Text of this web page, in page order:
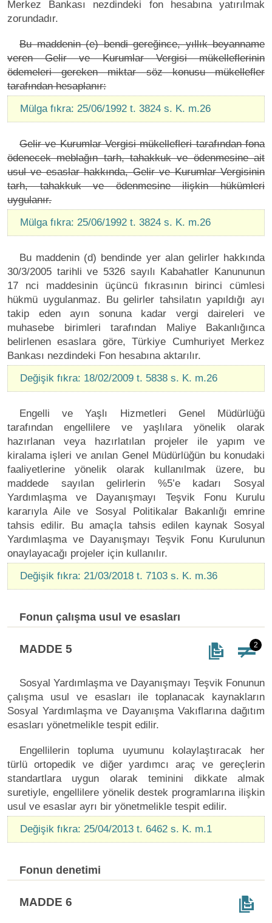
Merkez Bankası nezdindeki fon hesabına yatırılmak
zorundadır.
Bu maddenin (e) bendi gereğince, yıllık beyanname
veren Gelir ve Kurumlar Vergisi mükelleflerinin
ödemeleri gereken miktar söz konusu mükellefler
tarafından hesaplanır:
Mülga fıkra: 25/06/1992 t. 3824 s. K. m.26
Gelir ve Kurumlar Vergisi mükellefleri tarafından fona
ödenecek meblağın tarh, tahakkuk ve ödenmesine ait
usul ve esaslar hakkında, Gelir ve Kurumlar Vergisinin
tarh, tahakkuk ve ödenmesine ilişkin hükümleri
uygulanır.
Mülga fıkra: 25/06/1992 t. 3824 s. K. m.26
Bu maddenin (d) bendinde yer alan gelirler hakkında
30/3/2005 tarihli ve 5326 sayılı Kabahatler Kanununun
17 nci maddesinin üçüncü fıkrasının birinci cümlesi
hükmü uygulanmaz. Bu gelirler tahsilatın yapıldığı ayı
takip eden ayın sonuna kadar vergi daireleri ve
muhasebe birimleri tarafından Maliye Bakanlığınca
belirlenen esaslara göre, Türkiye Cumhuriyet Merkez
Bankası nezdindeki Fon hesabına aktarılır.
Değişik fıkra: 18/02/2009 t. 5838 s. K. m.26
Engelli ve Yaşlı Hizmetleri Genel Müdürlüğü
tarafından engellilere ve yaşlılara yönelik olarak
hazırlanan veya hazırlatılan projeler ile yapım ve
kiralama işleri ve anılan Genel Müdürlüğün bu konudaki
faaliyetlerine yönelik olarak kullanılmak üzere, bu
maddede sayılan gelirlerin %5’e kadarı Sosyal
Yardımlaşma ve Dayanışmayı Teşvik Fonu Kurulu
kararıyla Aile ve Sosyal Politikalar Bakanlığı emrine
tahsis edilir. Bu amaçla tahsis edilen kaynak Sosyal
Yardımlaşma ve Dayanışmayı Teşvik Fonu Kurulunun
onaylayacağı projeler için kullanılır.
Değişik fıkra: 21/03/2018 t. 7103 s. K. m.36
Fonun çalışma usul ve esasları
MADDE 5 2
Sosyal Yardımlaşma ve Dayanışmayı Teşvik Fonunun
çalışma usul ve esasları ile toplanacak kaynakların
Sosyal Yardımlaşma ve Dayanışma Vakıflarına dağıtım
esasları yönetmelikle tespit edilir.
Engellilerin topluma uyumunu kolaylaştıracak her
türlü ortopedik ve diğer yardımcı araç ve gereçlerin
standartlara uygun olarak teminini dikkate almak
suretiyle, engellilere yönelik destek programlarına ilişkin
usul ve esaslar ayrı bir yönetmelikle tespit edilir.
Değişik fıkra: 25/04/2013 t. 6462 s. K. m.1
Fonun denetimi
MADDE 6